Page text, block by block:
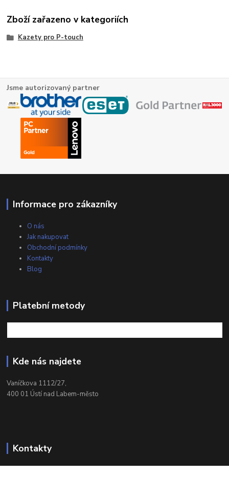
Zboží zařazeno v kategoriích
Kazety pro P-touch
Jsme autorizovaný partner
Informace pro zákazníky
O nás
Jak nakupovat
Obchodní podmínky
Kontakty
Blog
Platební metody
Kde nás najdete
Vaníčkova 1112/27,
400 01 Ústí nad Labem-město
Kontakty